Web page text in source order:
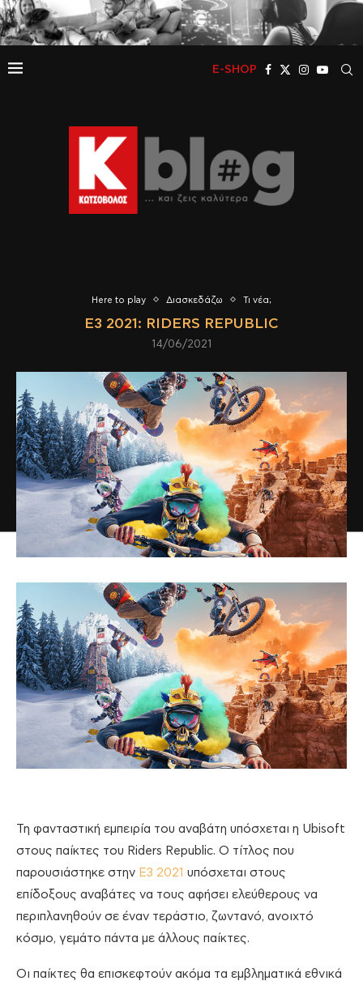
E-SHOP
Here to play Διασκεδάζω Τι νέα;
E3 2021: RIDERS REPUBLIC
14/06/2021
Τη φανταστική εμπειρία του αναβάτη υπόσχεται η Ubisoft
στους παίκτες του Riders Republic. Ο τίτλος που
παρουσιάστηκε στην Ε3 2021 υπόσχεται στους
επίδοξους αναβάτες να τους αφήσει ελεύθερους να
περιπλανηθούν σε έναν τεράστιο, ζωντανό, ανοιχτό
κόσμο, γεμάτο πάντα με άλλους παίκτες.
Οι παίκτες θα επισκεφτούν ακόμα τα εμβληματικά εθνικά